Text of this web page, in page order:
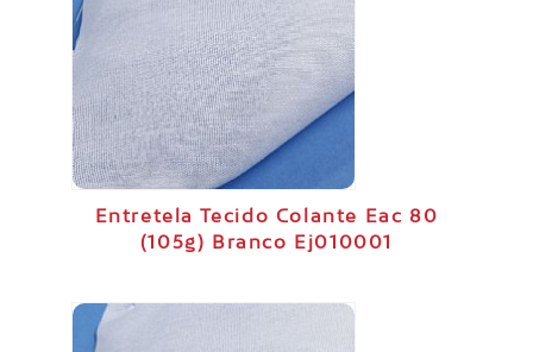
Entretela Tecido Colante Eac 80
(105g) Branco Ej010001